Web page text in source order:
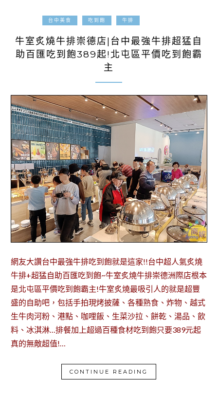
台中美食 吃到飽 牛排
牛室炙燒牛排崇德店|台中最強牛排超猛自
助百匯吃到飽389起!北屯區平價吃到飽霸
主
網友大讚台中最強牛排吃到飽就是這家!!台中超人氣炙燒
牛排+超猛自助百匯吃到飽~牛室炙燒牛排崇德洲際店根本
是北屯區平價吃到飽霸主!牛室炙燒最吸引人的就是超豐
盛的自助吧，包括手拍現烤披薩、各種熟食、炸物、越式
生牛肉河粉、港點、咖哩飯、生菜沙拉、餅乾、湯品、飲
料、冰淇淋…排餐加上超過百種食材吃到飽只要389元起
真的無敵超值!…
CONTINUE READING